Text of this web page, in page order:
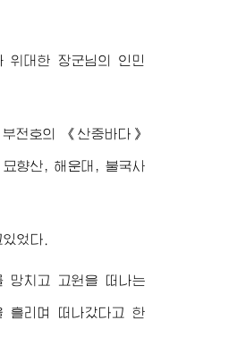
위대한 장군님의 인민
전호의 《산중바다》
향산, 해운대, 불국사
었다.
망치고 고원을 떠나는
흘리며 떠나갔다고 한